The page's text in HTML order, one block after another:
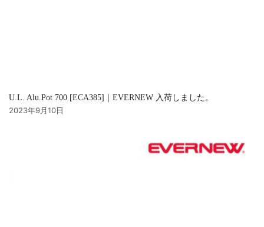
U.L. Alu.Pot 700 [ECA385]｜EVERNEW 入荷しました。
2023年9月10日